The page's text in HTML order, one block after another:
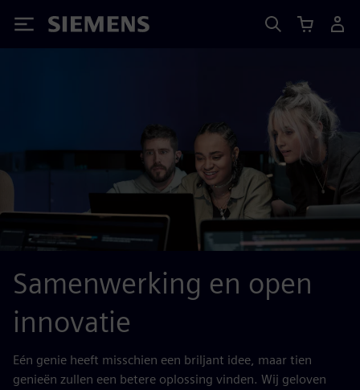
Siemens
Samenwerking en open
innovatie
Eén genie heeft misschien een briljant idee, maar tien
genieën zullen een betere oplossing vinden. Wij geloven